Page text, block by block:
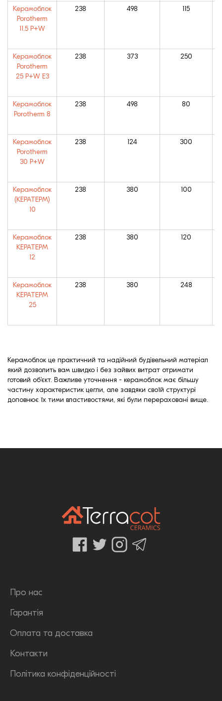
Керамоблок
Porotherm
11.5 P+W
238 498 115
Керамоблок
Porotherm
25 P+W E3
238 373 250
Керамоблок
Porotherm 8
238 498 80
Керамоблок
Porotherm
30 P+W
238 124 300
Керамоблок
(КЕРАТЕРМ)
10
238 380 100
Керамоблок
КЕРАТЕРМ
12
238 380 120
Керамоблок
КЕРАТЕРМ
25
238 380 248
Керамоблок це практичний та надійний будівельний матеріал
який дозволить вам швидко і без зайвих витрат отримати
готовий об'єкт. Важливе уточнення - керамоблок має більшу
частину характеристик цегли, але завдяки своїй структурі
доповнює їх тими властивостями, які були перераховані вище.
Про нас
Гарантія
Оплата та доставка
Контакти
Політика конфіденційності